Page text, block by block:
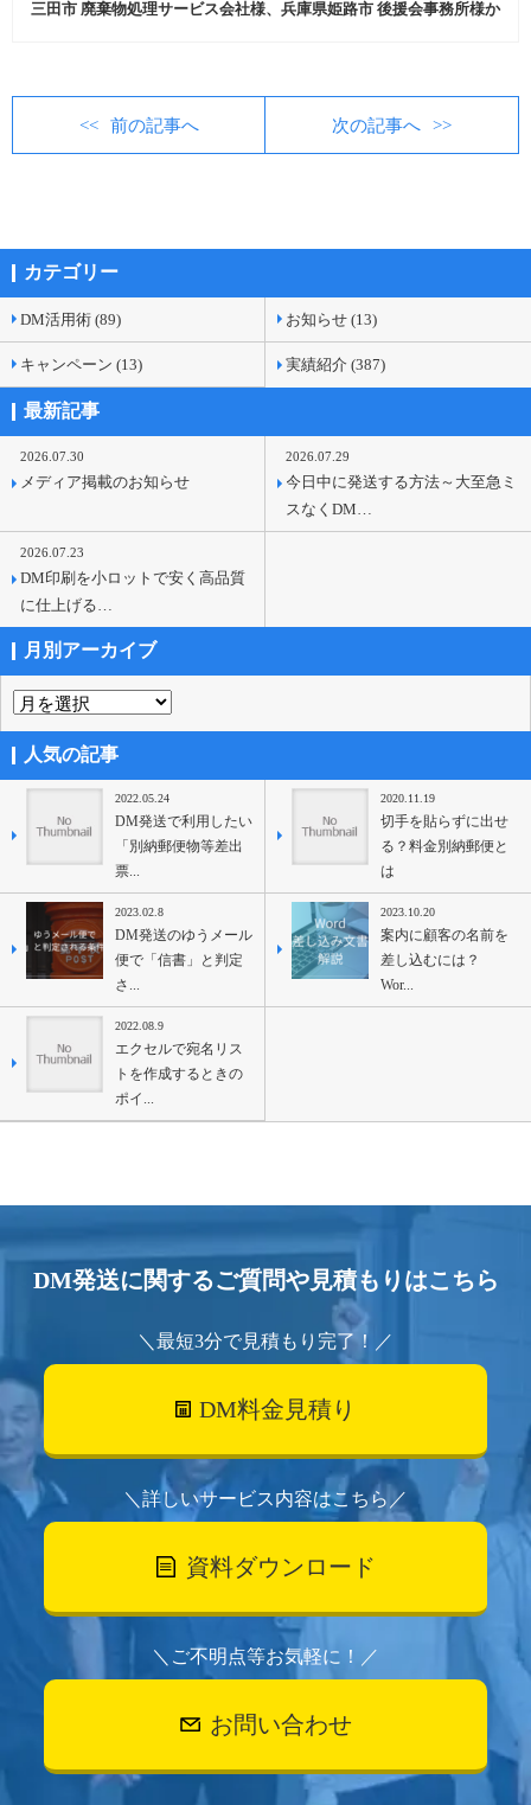
三田市 廃棄物処理サービス会社様、兵庫県姫路市 後援会事務所様か
前の記事へ 次の記事へ
カテゴリー
DM活用術 (89) お知らせ (13)
キャンペーン (13) 実績紹介 (387)
最新記事
2026.07.30
メディア掲載のお知らせ
2026.07.29
今日中に発送する方法～大至急ミ
スなくDM…
2026.07.23
DM印刷を小ロットで安く高品質
に仕上げる…
月別アーカイブ
人気の記事
2022.05.24
DM発送で利用したい
「別納郵便物等差出
票...
2020.11.19
切手を貼らずに出せ
る？料金別納郵便と
は
2023.02.8
DM発送のゆうメール
便で「信書」と判定
さ...
2023.10.20
案内に顧客の名前を
差し込むには？
Wor...
2022.08.9
エクセルで宛名リス
トを作成するときの
ポイ...
DM発送に関するご質問や見積もりはこちら
＼最短3分で見積もり完了！／
DM料金見積り
＼詳しいサービス内容はこちら／
資料ダウンロード
＼ご不明点等お気軽に！／
お問い合わせ